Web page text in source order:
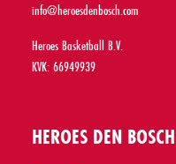
info@heroesdenbosch.com
Heroes Basketball B.V.
KVK: 66949939
HEROES DEN BOSCH